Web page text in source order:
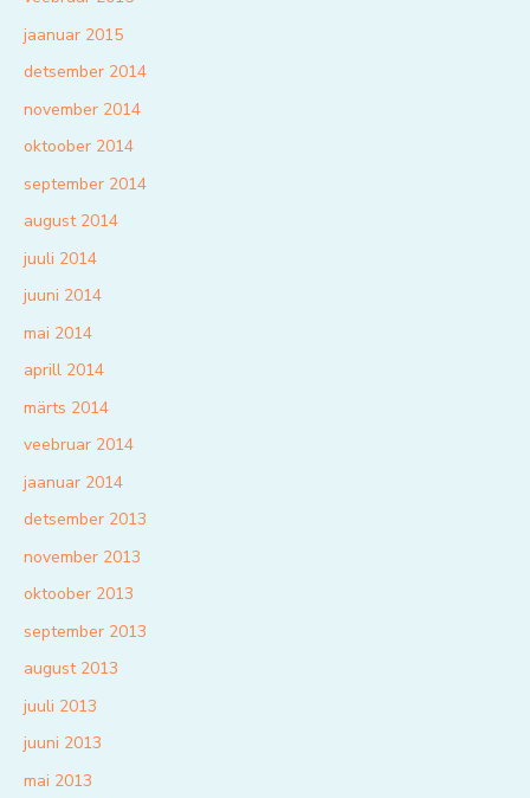
jaanuar 2015
detsember 2014
november 2014
oktoober 2014
september 2014
august 2014
juuli 2014
juuni 2014
mai 2014
aprill 2014
märts 2014
veebruar 2014
jaanuar 2014
detsember 2013
november 2013
oktoober 2013
september 2013
august 2013
juuli 2013
juuni 2013
mai 2013